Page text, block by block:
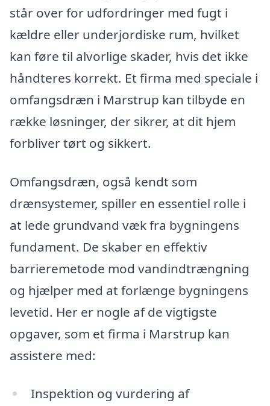
står over for udfordringer med fugt i
kældre eller underjordiske rum, hvilket
kan føre til alvorlige skader, hvis det ikke
håndteres korrekt. Et firma med speciale i
omfangsdræn i Marstrup kan tilbyde en
række løsninger, der sikrer, at dit hjem
forbliver tørt og sikkert.
Omfangsdræn, også kendt som
drænsystemer, spiller en essentiel rolle i
at lede grundvand væk fra bygningens
fundament. De skaber en effektiv
barrieremetode mod vandindtrængning
og hjælper med at forlænge bygningens
levetid. Her er nogle af de vigtigste
opgaver, som et firma i Marstrup kan
assistere med:
Inspektion og vurdering af